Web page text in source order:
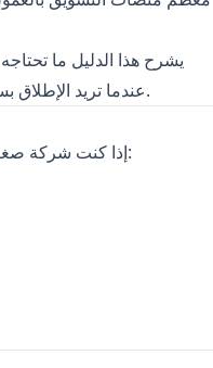
يشرح هذا الدليل ما
عندما تريد الإطلاق بسرعة والحفاظ على التكاليف منخفضة.
إذا كنت شركة صغيرة أو شركة ناشئة في مجال البرمجيات كخدمة، فعادة ما تحتاج فقط إلى 6 أشياء: